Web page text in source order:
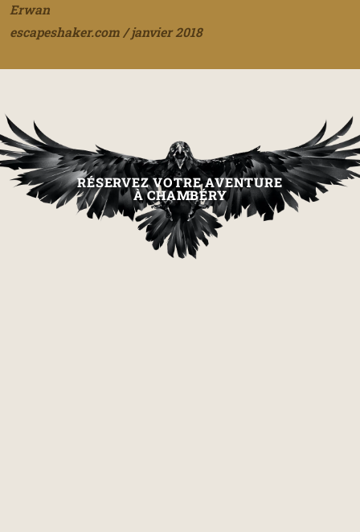
Erwan
escapeshaker.com / janvier 2018
RÉSERVEZ VOTRE AVENTURE
À CHAMBÉRY